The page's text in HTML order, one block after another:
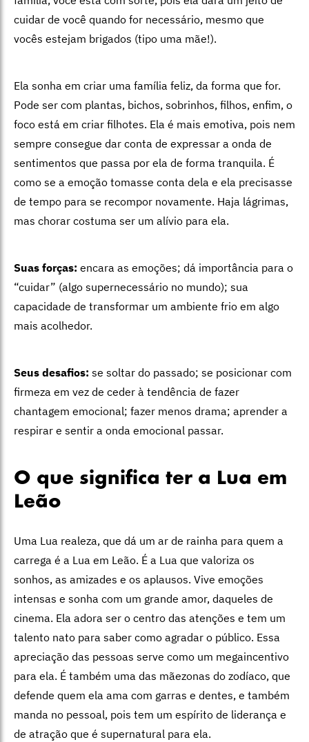
cuidar de você quando for necessário, mesmo que
vocês estejam brigados (tipo uma mãe!).
Ela sonha em criar uma família feliz, da forma que for.
Pode ser com plantas, bichos, sobrinhos, filhos, enfim, o
foco está em criar filhotes. Ela é mais emotiva, pois nem
sempre consegue dar conta de expressar a onda de
sentimentos que passa por ela de forma tranquila. É
como se a emoção tomasse conta dela e ela precisasse
de tempo para se recompor novamente. Haja lágrimas,
mas chorar costuma ser um alívio para ela.
Suas forças: encara as emoções; dá importância para o
“cuidar” (algo supernecessário no mundo); sua
capacidade de transformar um ambiente frio em algo
mais acolhedor.
Seus desafios: se soltar do passado; se posicionar com
firmeza em vez de ceder à tendência de fazer
chantagem emocional; fazer menos drama; aprender a
respirar e sentir a onda emocional passar.
O que significa ter a Lua em
Leão
Uma Lua realeza, que dá um ar de rainha para quem a
carrega é a Lua em Leão. É a Lua que valoriza os
sonhos, as amizades e os aplausos. Vive emoções
intensas e sonha com um grande amor, daqueles de
cinema. Ela adora ser o centro das atenções e tem um
talento nato para saber como agradar o público. Essa
apreciação das pessoas serve como um megaincentivo
para ela. É também uma das mãezonas do zodíaco, que
defende quem ela ama com garras e dentes, e também
manda no pessoal, pois tem um espírito de liderança e
de atração que é supernatural para ela.